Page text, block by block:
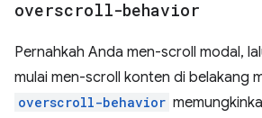
overscroll-behavior
Pernahkah Anda men-scroll modal,
mulai men-scroll konten di belakang
overscroll-behavior